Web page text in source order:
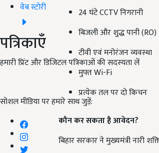
वेब स्टोरी
पत्रिकाएँ
हमारी प्रिंट और डिजिटल पत्रिकाओं की सदस्यता लें
सोशल मीडिया पर हमारे साथ जुड़ें:
24 घंटे CCTV निगरानी
बिजली और शुद्ध पानी (RO)
टीवी एवं मनोरंजन व्यवस्था
मुफ्त Wi-Fi
प्रत्येक तल पर दो किचन
कौन कर सकता है आवेदन?
बिहार सरकार ने मुख्यमंत्री नारी